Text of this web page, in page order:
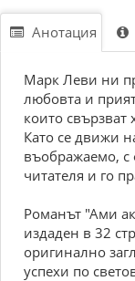
Анотация
Марк Леви ни
любовта и
които свързват
Като се движи
въображаемо, с
читателя и го
Романът "Ами
издаден в 32
оригинално
успехи по